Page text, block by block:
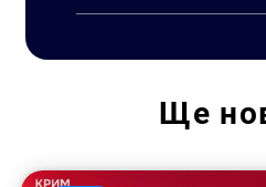
Ще